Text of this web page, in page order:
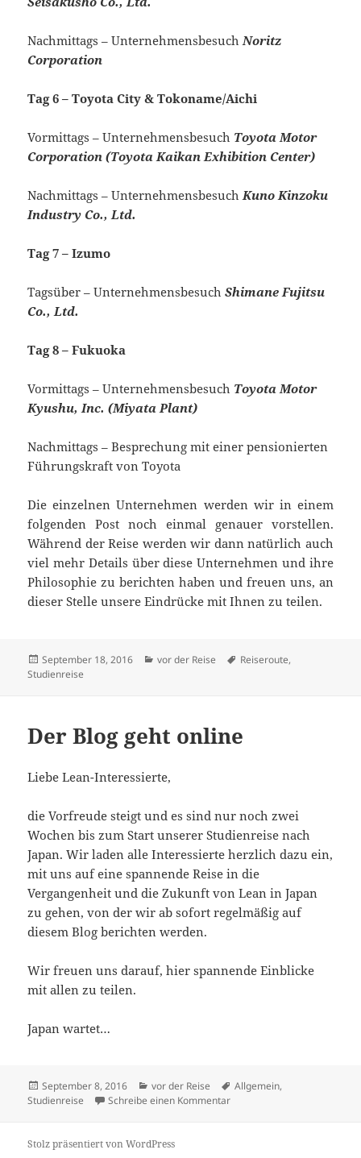
Nachmittags – UnternehmensbesuchNoritz
Corporation
Tag 6 – Toyota City & Tokoname/Aichi
Vormittags – Unternehmensbesuch Toyota Motor
Corporation (Toyota Kaikan Exhibition Center)
Nachmittags – UnternehmensbesuchKuno Kinzoku
Industry Co., Ltd.
Tag 7 – Izumo
Tagsüber – UnternehmensbesuchShimane Fujitsu
Co., Ltd.
Tag 8 – Fukuoka
Vormittags – Unternehmensbesuch Toyota Motor
Kyushu, Inc. (Miyata Plant)
Nachmittags – Besprechung mit einer pensionierten
Führungskraft von Toyota
Die einzelnen Unternehmen werden wir in einem
folgenden Post noch einmal genauer vorstellen.
Während der Reise werden wir dann natürlich auch
viel mehr Details über diese Unternehmen und ihre
Philosophie zu berichten haben und freuen uns, an
dieser Stelle unsere Eindrücke mit Ihnen zu teilen.
Veröffentlicht
am
September 18, 2016 Kategorien
vor der Reise Schlagwörter
Reiseroute,
Studienreise
Der Blog geht online
Liebe Lean-Interessierte,
die Vorfreude steigt und es sind nur noch zwei
Wochen bis zum Start unserer Studienreise nach
Japan. Wir laden alle Interessierte herzlich dazu ein,
mit uns auf eine spannende Reise in die
Vergangenheit und die Zukunft von Lean in Japan
zu gehen, von der wir ab sofort regelmäßig auf
diesem Blog berichten werden.
Wir freuen uns darauf, hier spannende Einblicke
mit allen zu teilen.
Japan wartet…
Veröffentlicht
am
September 8, 2016 Kategorien
vor der Reise Schlagwörter
Allgemein,
Studienreise
Schreibe einen Kommentarzu Der Blog geht online
Stolz präsentiert von WordPress